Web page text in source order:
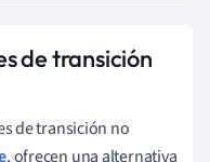
de transición
de transición no
, ofrecen una alternativa